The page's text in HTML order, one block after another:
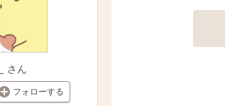
さん
フォローする